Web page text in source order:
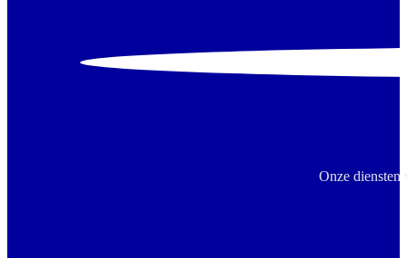
Onze diensten